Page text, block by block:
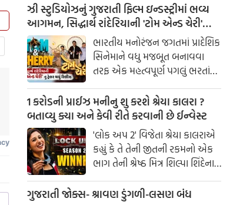
ઝી સ્ટુડિયોઝનું ગુજરાતી ફિલ્મ ઇન્ડસ્ટ્રીમાં ભવ્ય
આગમન, સિદ્ધાર્થ રાંદેરિયાની 'ટોમ એન્ડ ચેરી'
સાથે કરશે શરૂઆત; ટ્રેલર થયું રિલીઝ
ભારતીય મનોરંજન જગતમાં પ્રાદેશિક
સિનેમાને વધુ મજબૂત બનાવવા
તરફ એક મહત્વપૂર્ણ પગલું ભરતાં
ઝી સ્ટુડિયોઝે ગુજરાતી ફિલ્મ
ઇન્ડસ્ટ્રીમાં પોતાની સત્તાવાર
એન્ટ્રીની જાહેરાત કરી છે.
1 કરોડની પ્રાઈઝ મનીનુ શુ કરશે શ્રેયા કાલરા ?
બતાવ્યુ ક્યા અને કેવી રીતે કરવાની છે ઈન્વેસ્ટ
'લોક અપ 2' વિજેતા શ્રેયા કાલરાએ
કહ્યું કે તે તેની જીતની રકમનો એક
ભાગ તેની શ્રેષ્ઠ મિત્ર શિલ્પા શિંદેના
આશ્રય ગૃહમાં દાન કરશે.
ગુજરાતી જોક્સ- શ્રાવણ ડુંગળી-લસણ બંધ